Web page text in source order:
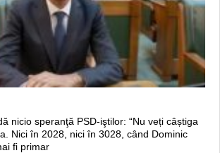
nicio speranţă PSD-iştilor: “Nu veți câștiga
Nici în 2028, nici în 3028, când Dominic
fi primar